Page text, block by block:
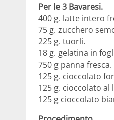
Per le 3 Bavaresi.
400 g. latte intero
75 g. zucchero
225 g. tuorli.
18 g. gelatina in
750 g panna fresca.
125 g. cioccolato
125 g. cioccolato al
125 g cioccolato